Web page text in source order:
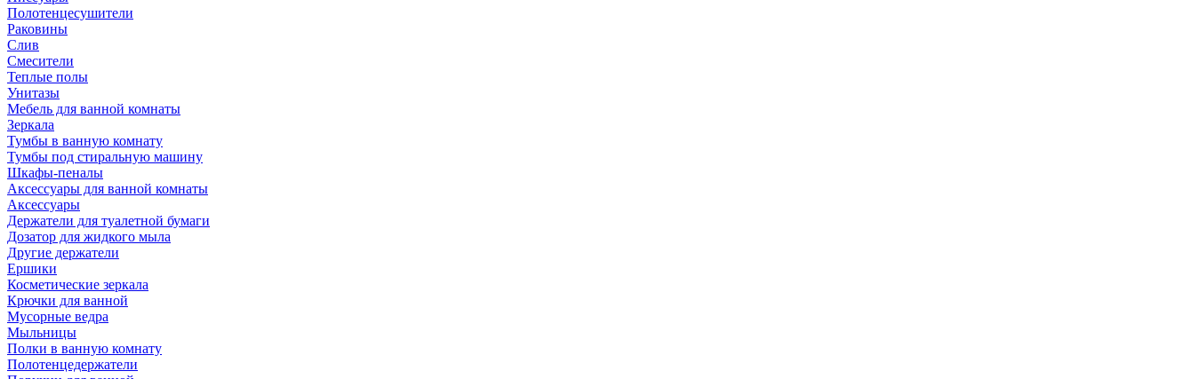
Полотенцесушители
Раковины
Слив
Смесители
Теплые полы
Унитазы
Мебель для ванной комнаты
Зеркала
Тумбы в ванную комнату
Тумбы под стиральную машину
Шкафы-пеналы
Аксессуары для ванной комнаты
Аксессуары
Держатели для туалетной бумаги
Дозатор для жидкого мыла
Другие держатели
Ершики
Косметические зеркала
Крючки для ванной
Мусорные ведра
Мыльницы
Полки в ванную комнату
Полотенцедержатели